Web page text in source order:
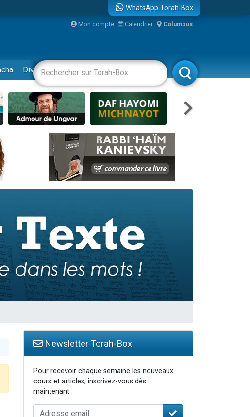
violences...
WhatsApp Torah-Box
Mon compte Calendrier Columbus
Divertissements Livres Rabbanim
Newsletter Torah-Box
Pour recevoir chaque semaine les nouveaux
cours et articles, inscrivez-vous dès
maintenant :